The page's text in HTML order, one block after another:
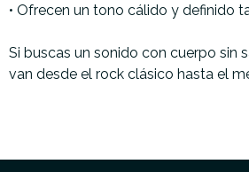
• Ofrecen un tono cálido y definido
Si buscas un sonido con cuerpo sin
van desde el rock clásico hasta el